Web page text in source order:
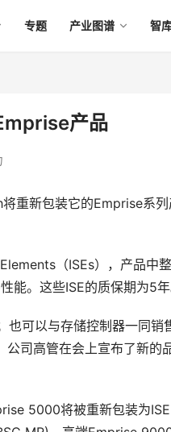
专题 产业图谱 智
产品
重新包装它的Emprise系
（ISEs），产品中
能。这些ISE的质保期为5年
也可以与存储控制器一同
公司高管在会上宣布了新
5000将被重新包装为